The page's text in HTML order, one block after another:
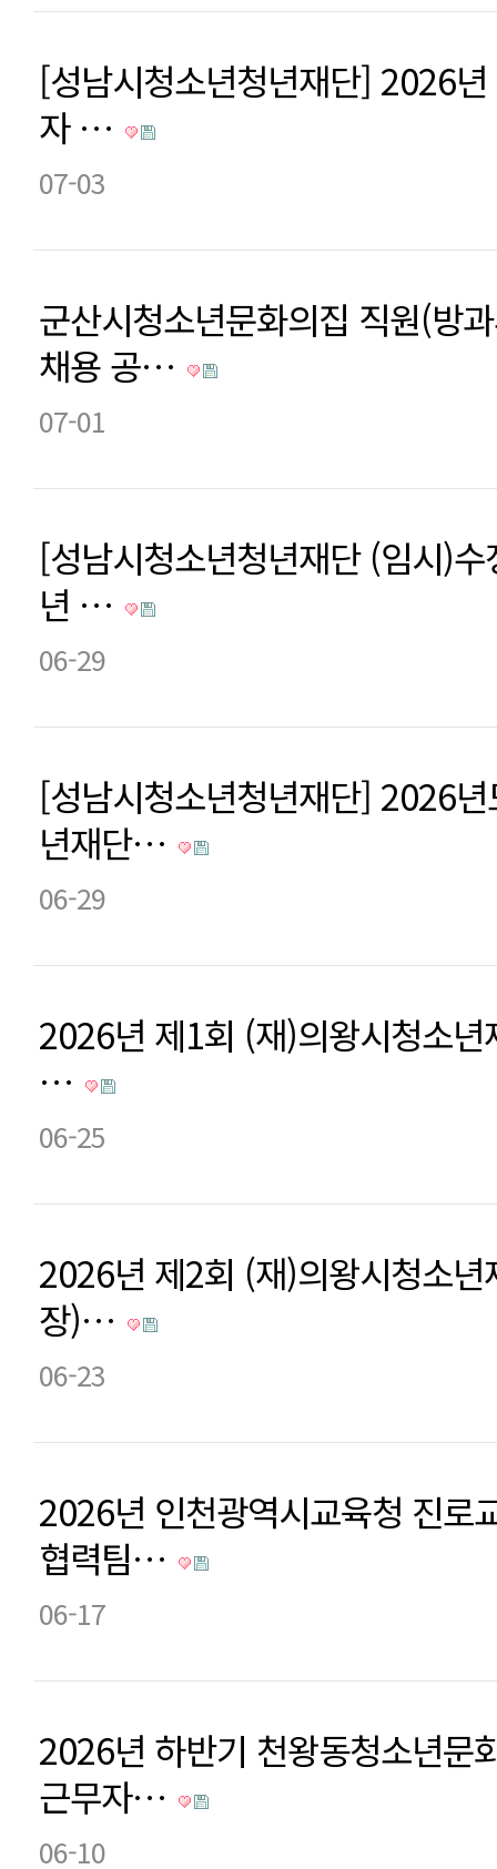
[성남시청소년청년재단] 2026
자 …
07-03
군산시청소년문화의집 직원(방
채용 공…
07-01
[성남시청소년청년재단 (임시)
년 …
06-29
[성남시청소년청년재단] 2026
년재단…
06-29
2026년 제1회 (재)의왕시청소년
…
06-25
2026년 제2회 (재)의왕시청소년
장)…
06-23
2026년 인천광역시교육청 진로
협력팀…
06-17
2026년 하반기 천왕동청소년문
근무자…
06-10